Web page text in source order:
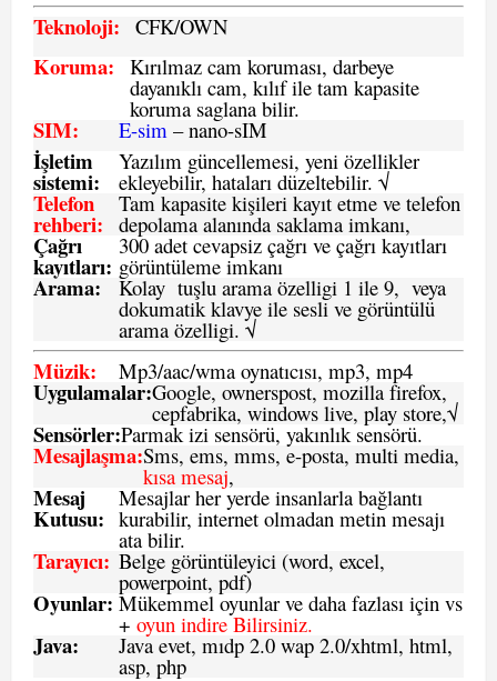
Teknoloji: CFK/OWN
Koruma: Kırılmaz cam koruması, darbeye
dayanıklı cam, kılıf ile tam kapasite
koruma saglana bilir.
SIM: E-sim – nano-sIM
İşletim
sistemi:
Yazılım güncellemesi, yeni özellikler
ekleyebilir, hataları düzeltebilir. √
Telefon
rehberi:
Tam kapasite kişileri kayıt etme ve telefon
depolama alanında saklama imkanı,
Çağrı
kayıtları:
300 adet cevapsiz çağrı ve çağrı kayıtları
görüntüleme imkanı
Arama: Kolay tuşlu arama özelligi 1 ile 9, veya
dokumatik klavye ile sesli ve görüntülü
arama özelligi. √
Müzik: Mp3/aac/wma oynatıcısı, mp3, mp4
Uygulamalar:Google, ownerspost, mozilla firefox,
cepfabrika, windows live, play store,√
Sensörler:Parmak izi sensörü, yakınlık sensörü.
Mesajlaşma:Sms, ems, mms, e-posta, multi media,
kısa mesaj,
Mesaj
Kutusu:
Mesajlar her yerde insanlarla bağlantı
kurabilir, internet olmadan metin mesajı
ata bilir.
Tarayıcı: Belge görüntüleyici (word, excel,
powerpoint, pdf)
Oyunlar: Mükemmel oyunlar ve daha fazlası için vs
+ oyun indire Bilirsiniz.
Java: Java evet, mıdp 2.0 wap 2.0/xhtml, html,
asp, php